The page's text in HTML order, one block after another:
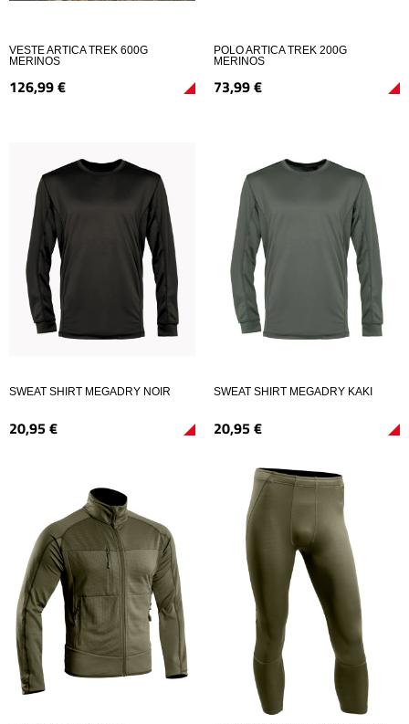
VESTE ARTICA TREK 600G
MERINOS
126,99€
POLO ARTICA TREK 200G
MERINOS
73,99€
SWEAT SHIRT MEGADRY NOIR
20,95€
SWEAT SHIRT MEGADRY KAKI
20,95€